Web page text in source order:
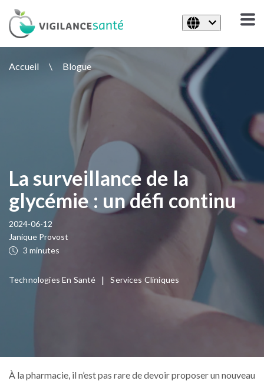
Accueil \ Blogue
La surveillance de la
glycémie : un défi continu
2024-06-12
Janique Provost
3 minutes
Technologies En Santé | Services Cliniques
À la pharmacie, il n’est pas rare de devoir proposer un nouveau